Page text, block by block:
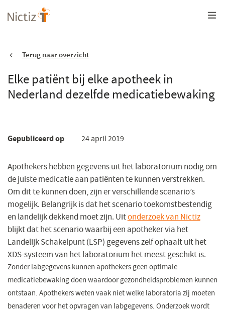
Overslaan
en
gaanTerug naar overzicht
Elke patiënt bij elke apotheek in
Nederland dezelfde medicatiebewaking
Gepubliceerd op 24 april 2019
Apothekers hebben gegevens uit het laboratorium nodig om
de juiste medicatie aan patiënten te kunnen verstrekken.
Om dit te kunnen doen, zijn er verschillende scenario’s
mogelijk. Belangrijk is dat het scenario toekomstbestendig
en landelijk dekkend moet zijn. Uitonderzoek van Nictiz
blijkt dat het scenario waarbij een apotheker via het
Landelijk Schakelpunt (LSP) gegevens zelf ophaalt uit het
XDS-systeem van het laboratorium het meest geschikt is.
Zonder labgegevens kunnen apothekers geen optimale
medicatiebewaking doen waardoor gezondheidsproblemen kunnen
ontstaan. Apothekers weten vaak niet welke laboratoria zij moeten
benaderen voor het opvragen van labgegevens. Onderzoek wordt